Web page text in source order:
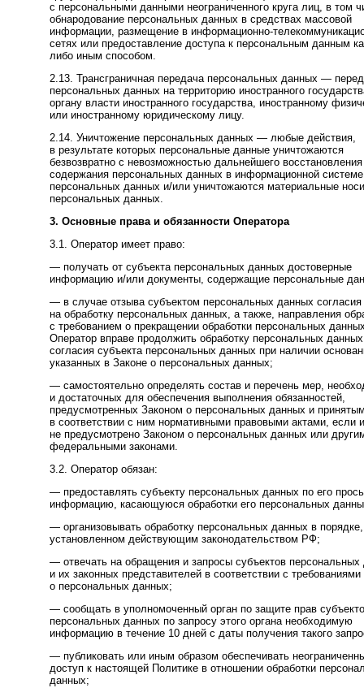
с персональными данными неограниченного круга лиц, в том
обнародование персональных данных в средствах массовой
информации, размещение в информационно-
сетях или предоставление доступа к персональным данным
либо иным способом.
2.13. Трансграничная передача персональных данных —
персональных данных на территорию иностранного
органу власти иностранного государства, иностранному
или иностранному юридическому лицу.
2.14. Уничтожение персональных данных — любые действия,
в результате которых персональные данные уничтожаются
безвозвратно с невозможностью дальнейшего восстановления
содержания персональных данных в информационной системе
персональных данных и/или уничтожаются материальные
персональных данных.
3. Основные права и обязанности Оператора
3.1. Оператор имеет право:
— получать от субъекта персональных данных достоверные
информацию и/или документы, содержащие персональные
— в случае отзыва субъектом персональных данных согласия
на обработку персональных данных, а также, направления
с требованием о прекращении обработки персональных
Оператор вправе продолжить обработку персональных
согласия субъекта персональных данных при наличии
указанных в Законе о персональных данных;
— самостоятельно определять состав и перечень мер,
и достаточных для обеспечения выполнения обязанностей,
предусмотренных Законом о персональных данных и
в соответствии с ним нормативными правовыми актами, если
не предусмотрено Законом о персональных данных или
федеральными законами.
3.2. Оператор обязан:
— предоставлять субъекту персональных данных по его
информацию, касающуюся обработки его персональных
— организовывать обработку персональных данных в порядке,
установленном действующим законодательством РФ;
— отвечать на обращения и запросы субъектов персональных
и их законных представителей в соответствии с требованиями
о персональных данных;
— сообщать в уполномоченный орган по защите прав
персональных данных по запросу этого органа необходимую
информацию в течение 10 дней с даты получения такого
— публиковать или иным образом обеспечивать
доступ к настоящей Политике в отношении обработки
данных;